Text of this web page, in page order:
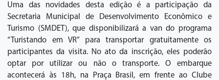
Uma das novidades desta edição é a participação da
Secretaria Municipal de Desenvolvimento Econômico e
Turismo (SMDET), que disponibilizará a van do programa
“Turistando em VR” para transportar gratuitamente os
participantes da visita. No ato da inscrição, eles poderão
optar por utilizar ou não o transporte. O embarque
acontecerá às 18h, na Praça Brasil, em frente ao Clube